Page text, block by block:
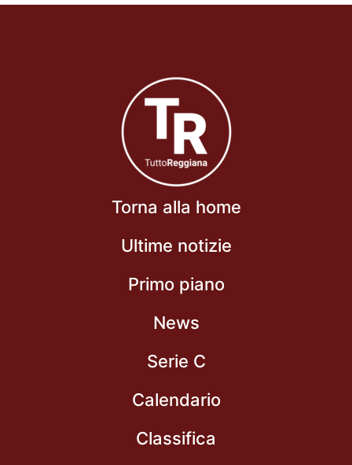
Torna alla home
Ultime notizie
Primo piano
News
Serie C
Calendario
Classifica